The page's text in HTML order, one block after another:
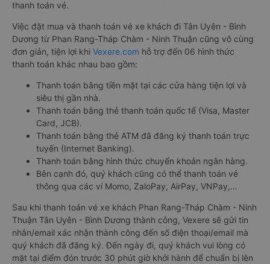
thanh toán vé.
Việc đặt mua và thanh toán vé xe khách đi Tân Uyên - Bình
Dương từ Phan Rang-Tháp Chàm - Ninh Thuận cũng vô cùng
đơn giản, tiện lợi khi Vexere.com hỗ trợ đến 06 hình thức
thanh toán khác nhau bao gồm:
Thanh toán bằng tiền mặt tại các cửa hàng tiện lợi và
siêu thị gần nhà.
Thanh toán bằng thẻ thanh toán quốc tế (Visa, Master
Card, JCB).
Thanh toán bằng thẻ ATM đã đăng ký thanh toán trực
tuyến (Internet Banking).
Thanh toán bằng hình thức chuyển khoản ngân hàng.
Bên cạnh đó, quý khách cũng có thể thanh toán vé
thông qua các ví Momo, ZaloPay, AirPay, VNPay,…
Sau khi thanh toán vé xe khách Phan Rang-Tháp Chàm - Ninh
Thuận Tân Uyên - Bình Dương thành công, Vexere sẽ gửi tin
nhắn/email xác nhận thành công đến số điện thoại/email mà
quý khách đã đăng ký. Đến ngày đi, quý khách vui lòng có
mặt tại điểm đón trước 30 phút giờ khởi hành để chuẩn bị lên